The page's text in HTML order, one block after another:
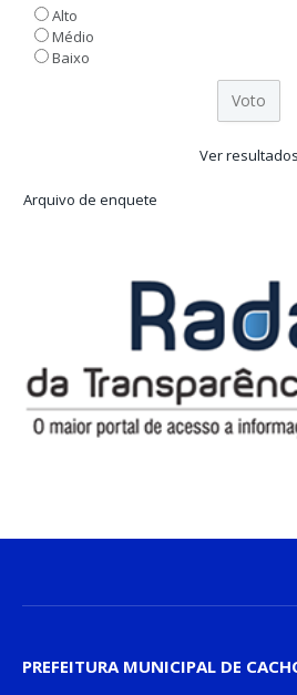
Alto
Médio
Baixo
Ver resultados
Arquivo de enquete
PREFEITURA MUNICIPAL DE